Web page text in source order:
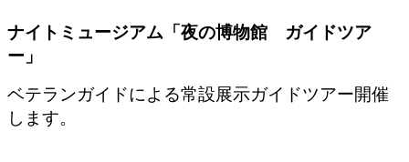
ナイトミュージアム「夜の博物館 ガイドツア
ー」
ベテランガイドによる常設展示ガイドツアー開催
します。